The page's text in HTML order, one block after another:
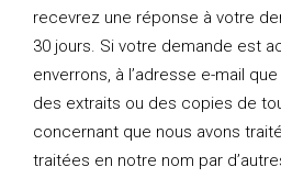
recevrez une réponse à votre
30 jours. Si votre demande est
enverrons, à l’adresse e-mail
des extraits ou des copies de
concernant que nous avons
traitées en notre nom par